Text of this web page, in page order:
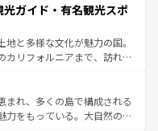
イスならではのユニークな
けでなく町歩きも満喫する
いため物価も高いが、旅行
ビスもあり、うまく活用すれ
ガイド・有名観光スポ
と多様な文化が魅力の国。
カリフォルニアまで、訪れる
ョッピング、エンターテイ
スポットだ。一方、アメリカ
ランドキャニオンやイエロー
まれ、多くの島で構成される
力をもっている。大自然の神